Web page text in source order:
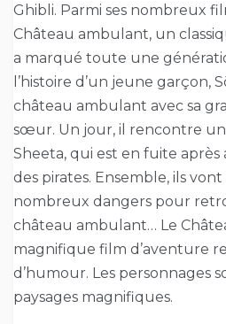
Ghibli. Parmi ses nombreux
Château ambulant, un
a marqué toute une
l’histoire d’un jeune garçon,
château ambulant avec sa
sœur. Un jour, il rencontre
Sheeta, qui est en fuite
des pirates. Ensemble, ils
nombreux dangers pour
château ambulant… Le
magnifique film d’aventure
d’humour. Les personnages
paysages magnifiques.